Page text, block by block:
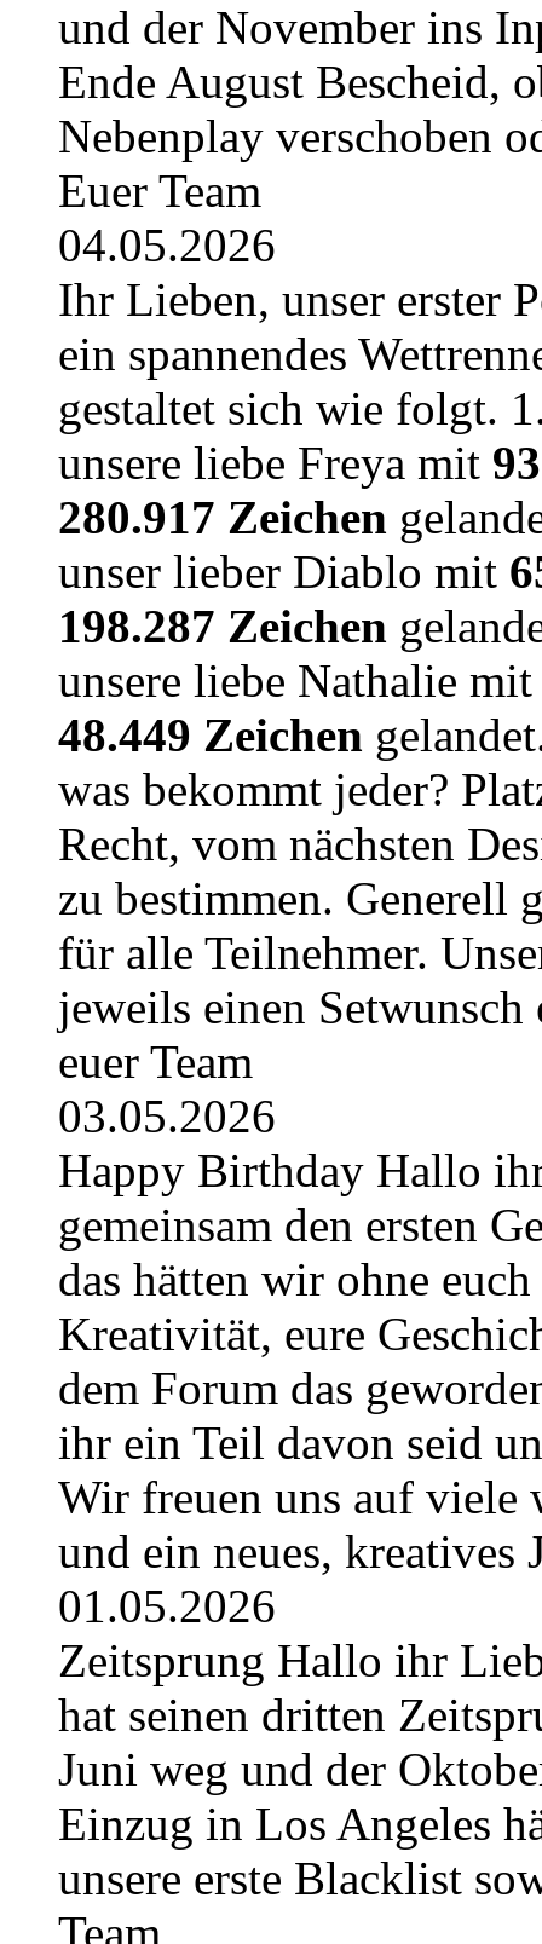
und der November ins
Ende August Bescheid,
Nebenplay verschoben
Euer Team
04.05.2026
Ihr Lieben, unser erster
ein spannendes
gestaltet sich wie folgt.
unsere liebe Freya mit
280.917 Zeichen
unser lieber Diablo mit
198.287 Zeichen
unsere liebe Nathalie
48.449 Zeichen
was bekommt jeder?
Recht, vom nächsten
zu bestimmen. Generell
für alle Teilnehmer.
jeweils einen
euer Team
03.05.2026
Happy Birthday Hallo
gemeinsam den ersten
das hätten wir ohne
Kreativität, eure
dem Forum das
ihr ein Teil davon seid
Wir freuen uns auf viele
und ein neues, kreatives
01.05.2026
Zeitsprung Hallo ihr
hat seinen dritten
Juni weg und der
Einzug in Los Angeles
unsere erste Blacklist
Team